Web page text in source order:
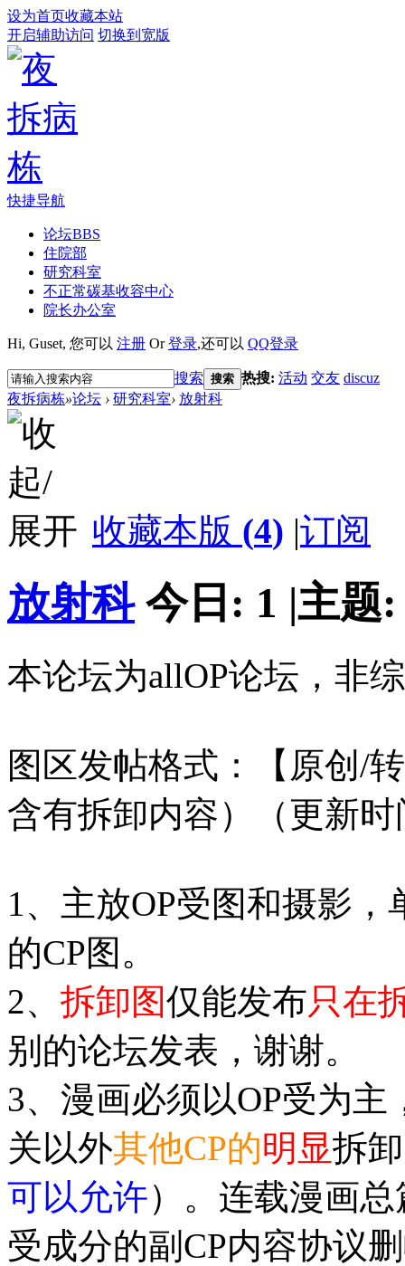
设为首页收藏本站
开启辅助访问 切换到宽版
快捷导航
论坛BBS
住院部
研究科室
不正常碳基收容中心
院长办公室
Hi, Guset, 您可以 注册 Or登录,还可以 QQ登录
搜索 搜索 热搜: 活动 交友 discuz
夜拆病栋»论坛 › 研究科室› 放射科
收藏本版 (4) |订阅
放射科 今日: 1 |主题
本论坛为allOP论坛，非
图区发帖格式：【原创/
含有拆卸内容）（更新
1、主放OP受图和摄影
的CP图。
2、 拆卸图仅能发布只在
别的论坛发表，谢谢。
3、漫画必须以OP受为
关以外其他CP的明显拆
可以允许）。连载漫画
受成分的副CP内容协议